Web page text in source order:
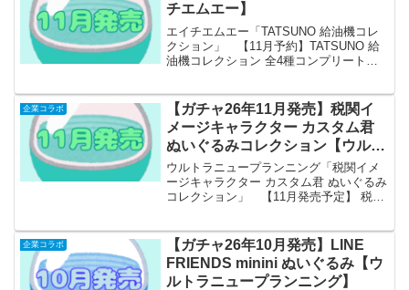
チエムエー】
エイチエムエー「TATSUNO 給油機コレ
クション」 【11月予約】TATSUNO 給
油機コレクション 全4種コンプリートセ
売り場から発売されます。 創立11...
企業コラボ
【ガチャ26年11月発売】税関イ
メージキャラクター カスタム君
ぬいぐるみコレクション【ウルト
ラニュープランニング】
ウルトラニュープランニング「税関イメ
ージキャラクター カスタム君 ぬいぐるみ
コレクション」 【11月発売予定】 税関
予約※ 「税関イメージキャラクター カ
スタム...
企業コラボ
【ガチャ26年10月発売】LINE
FRIENDS minini ぬいぐるみ【ウ
ルトラニュープランニング】